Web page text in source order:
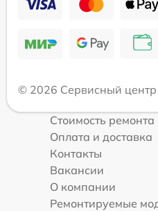
© 2026 Сервисный центр
Стоимость ремонта
Оплата и доставка
Контакты
Вакансии
О компании
Ремонтируемые